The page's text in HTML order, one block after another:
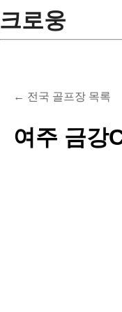
크로웅
← 전국 골프장 목록
여주 금강